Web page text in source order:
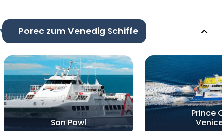
Porec zum Venedig Schiffe
San Pawl
Prince